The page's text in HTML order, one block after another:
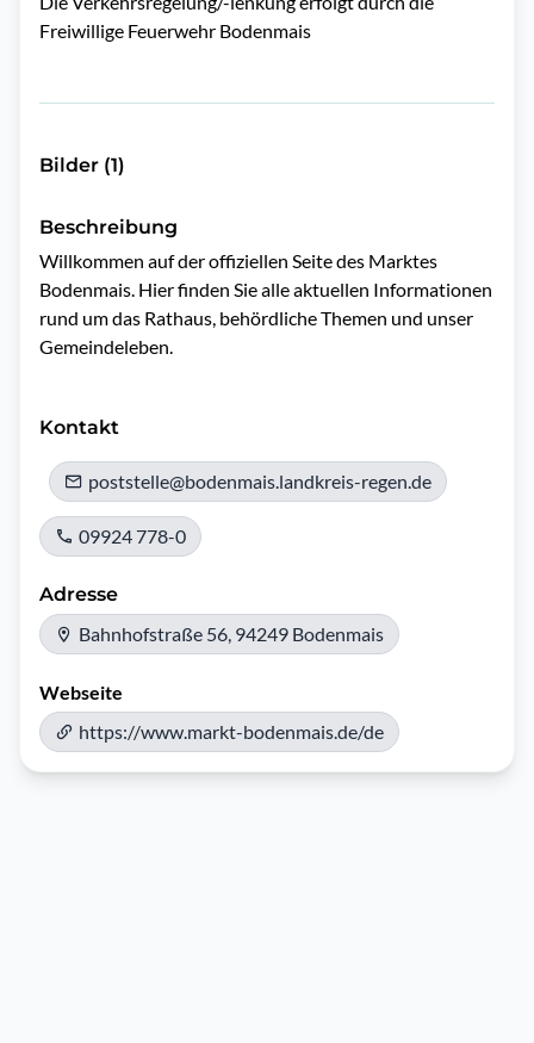
Freiwillige Feuerwehr Bodenmais
Bilder (1)
Beschreibung
Willkommen auf der offiziellen Seite des Marktes
Bodenmais. Hier finden Sie alle aktuellen Informationen
rund um das Rathaus, behördliche Themen und unser
Gemeindeleben.
Kontakt
poststelle@bodenmais.landkreis-regen.de
09924 778-0
Adresse
Bahnhofstraße 56, 94249 Bodenmais
Webseite
https://www.markt-bodenmais.de/de